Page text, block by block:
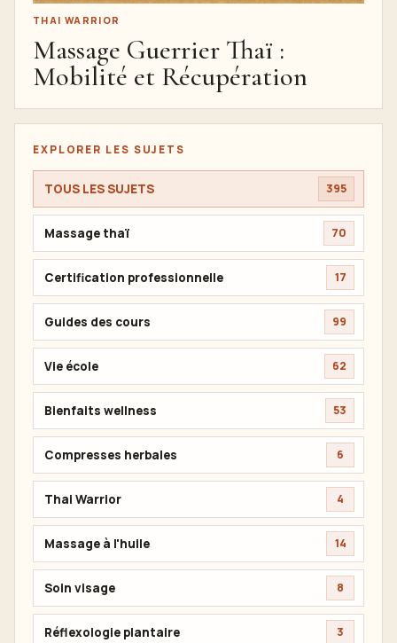
THAI WARRIOR
Massage Guerrier Thaï :
Mobilité et Récupération
EXPLORER LES SUJETS
TOUS LES SUJETS 395
Massage thaï 70
Certification professionnelle 17
Guides des cours 99
Vie école 62
Bienfaits wellness 53
Compresses herbales 6
Thai Warrior 4
Massage à l'huile 14
Soin visage 8
Réflexologie plantaire 3